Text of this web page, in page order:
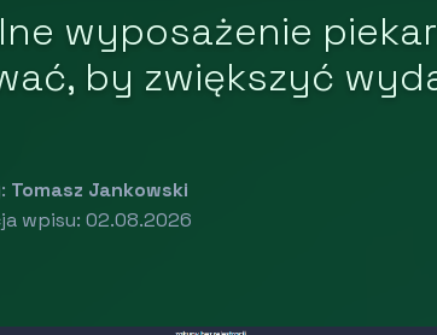
wyposażenie
by zwiększyć
Tomasz Jankowski
wpisu: 02.08.2026